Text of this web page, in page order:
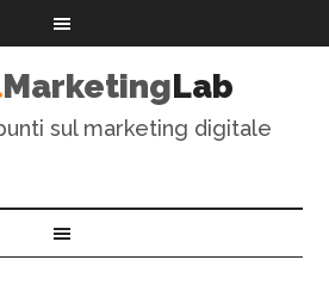
MarketingLab
sul marketing digitale